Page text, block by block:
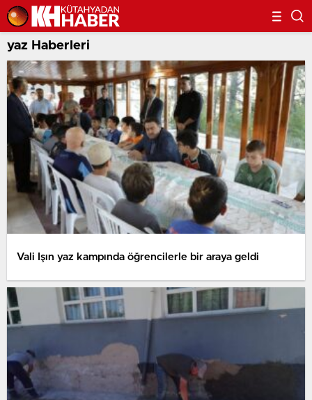
yaz Haberleri
Vali Işın yaz kampında öğrencilerle bir araya geldi